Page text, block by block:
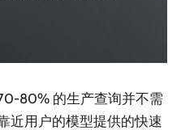
80% 的生产查询并不需
近用户的模型提供的快速